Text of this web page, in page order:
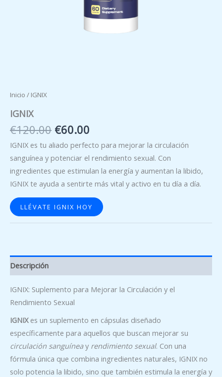
Inicio / IGNIX
IGNIX
€120.00 El
precio
original
era:
€120.00.
€60.00
precio
actual
es:
€60.00.
IGNIX es tu aliado perfecto para mejorar la circulación
sanguínea y potenciar el rendimiento sexual. Con
ingredientes que estimulan la energía y aumentan la libido,
IGNIX te ayuda a sentirte más vital y activo en tu día a día.
LLÉVATE IGNIX HOY
Descripción
IGNIX: Suplemento para Mejorar la Circulación y el
Rendimiento Sexual
IGNIXes un suplemento en cápsulas diseñado
específicamente para aquellos que buscan mejorar su
circulación sanguíneay rendimiento sexual. Con una
fórmula única que combina ingredientes naturales, IGNIX no
solo potencia la libido, sino que también estimula la energía y